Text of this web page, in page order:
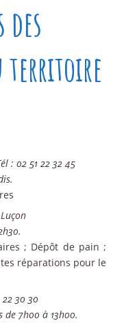
territoire
: 02 51 22 32 45
; Dépôt de pain ;
réparations pour le
22 30 30
7h00 à 13h00.